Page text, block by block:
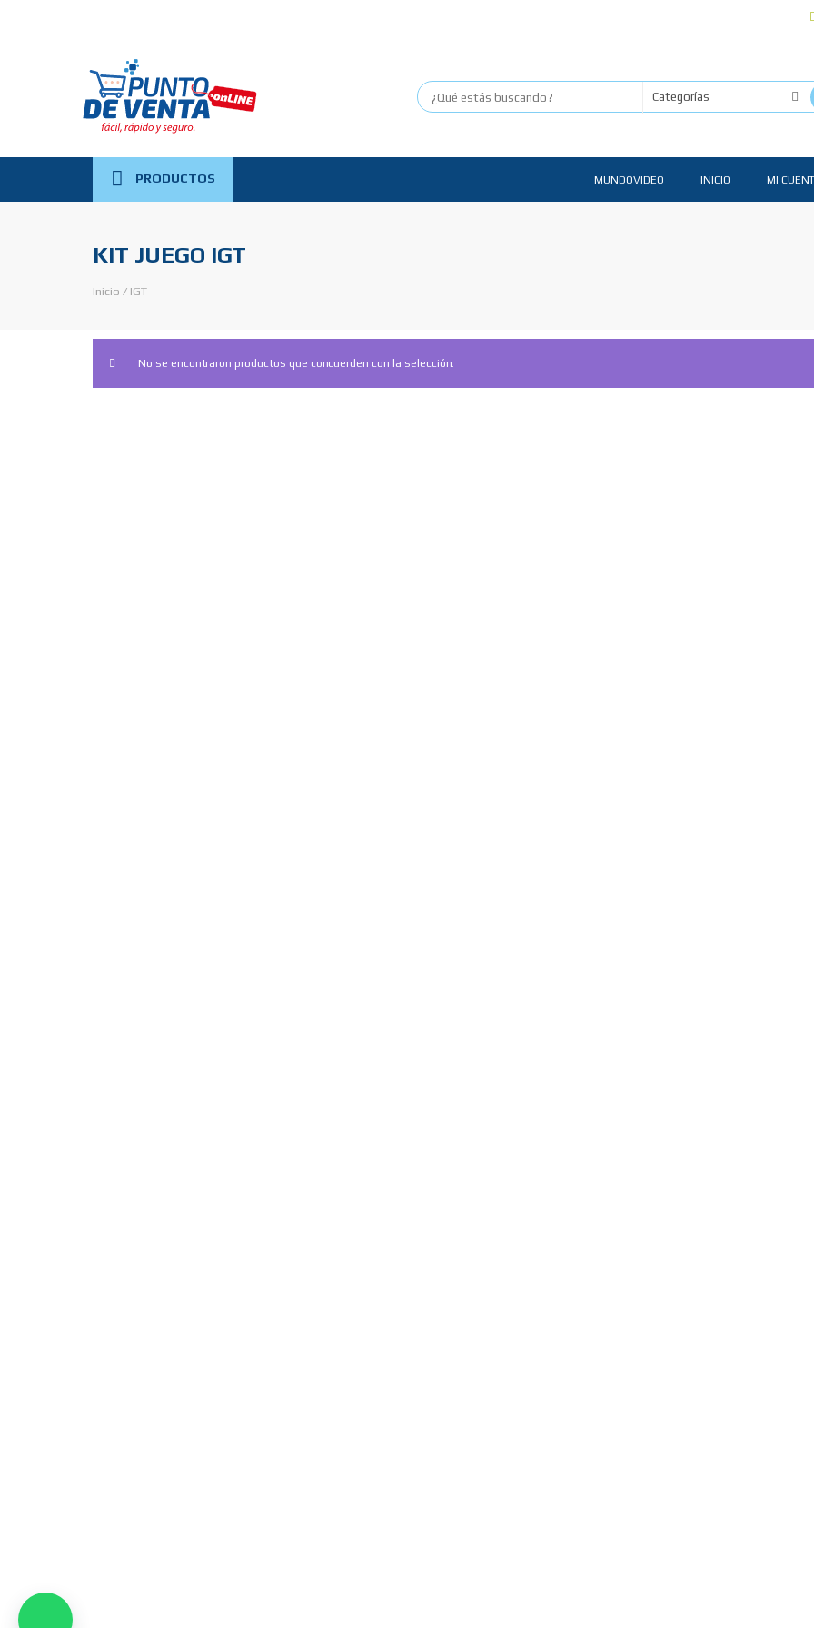
PRODUCTOS MUNDOVIDEO INICIO MI
KIT JUEGO IGT
Inicio / IGT
No se encontraron productos que concuerden con la selección.